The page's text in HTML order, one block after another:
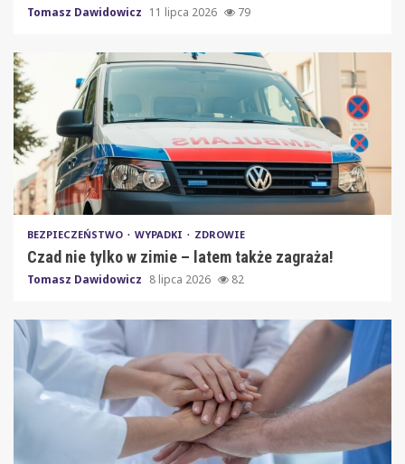
Tomasz Dawidowicz 11 lipca 2026 79
BEZPIECZEŃSTWO WYPADKI ZDROWIE
Czad nie tylko w zimie – latem także zagraża!
Tomasz Dawidowicz 8 lipca 2026 82